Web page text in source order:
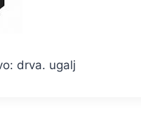
drva. ugalj